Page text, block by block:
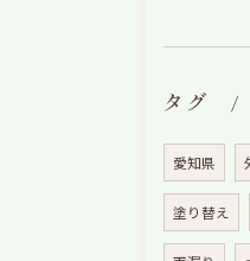
タグ
愛知県
塗り替え